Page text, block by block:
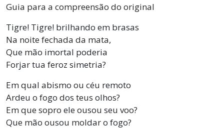
Guia para a compreensão do original
Tigre! Tigre! brilhando em brasas
Na noite fechada da mata,
Que mão imortal poderia
Forjar tua feroz simetria?
Em qual abismo ou céu remoto
Ardeu o fogo dos teus olhos?
Em que sopro ele ousou seu voo?
Que mão ousou moldar o fogo?